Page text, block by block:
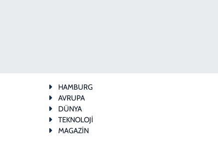
HAMBURG
AVRUPA
DÜNYA
TEKNOLOJİ
MAGAZİN